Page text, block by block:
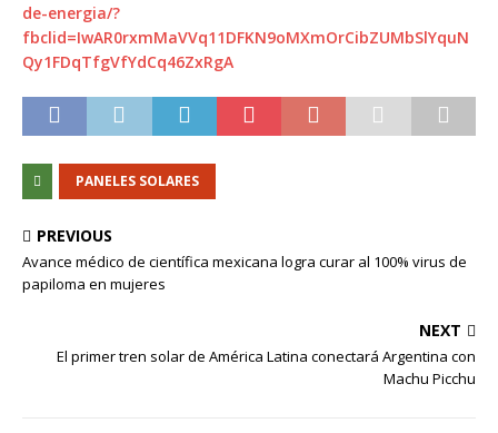
de-energia/?
fbclid=IwAR0rxmMaVVq11DFKN9oMXmOrCibZUMbSlYquN
Qy1FDqTfgVfYdCq46ZxRgA
PANELES SOLARES
PREVIOUS
Avance médico de científica mexicana logra curar al 100% virus de
papiloma en mujeres
NEXT
El primer tren solar de América Latina conectará Argentina con
Machu Picchu